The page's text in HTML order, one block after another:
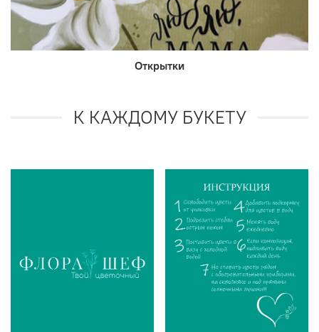
Открытки
К КАЖДОМУ БУКЕТУ